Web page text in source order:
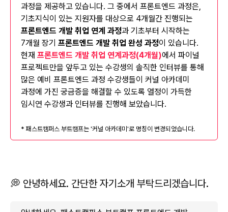
과정을 제공하고 있습니다. 그 중에서 프론트엔드 과정은,
기초지식이 있는 지원자를 대상으로 4개월간 진행되는
프론트엔드 개발 취업 연계 과정과 기초부터 시작하는
7개월 장기 프론트엔드 개발 취업 완성 과정이 있습니다.
현재 프론트엔드 개발 취업 연계과정(4개월)에서 파이널
프로젝트만을 앞두고 있는 수강생의 솔직한 인터뷰를 통해
많은 예비 프론트엔드 과정 수강생들이 커널 아카데미
과정에 가진 궁금증을 해결할 수 있도록 열정이 가득한
임시연 수강생과 인터뷰를 진행해 보았습니다.
* 패스트캠퍼스 부트캠프는 '커널 아카데미'로 명칭이 변경되었습니다.
💭 안녕하세요. 간단한 자기소개 부탁드리겠습니다.